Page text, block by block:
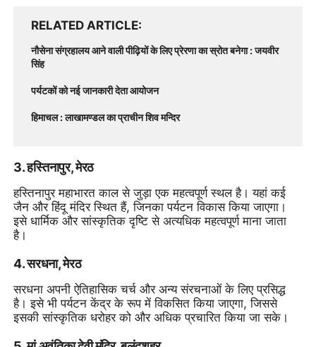
RELATED ARTICLE
नौसेना संग्रहालय आने वाली पीढ़ियों के लिए प्रेरणा का स्रोत बनेगा : जयवीर
सिंह
पर्यटकों को नई जानकारी देता आयोजन
हिमाचल : लाखामण्डल का प्राचीन शिव मन्दिर
3. हस्तिनापुर, मेरठ
हस्तिनापुर महाभारत काल से जुड़ा एक महत्वपूर्ण स्थल है। यहां कई
जैन और हिंदू मंदिर स्थित हैं, जिनका पर्यटन विकास किया जाएगा।
इसे धार्मिक और सांस्कृतिक दृष्टि से अत्यधिक महत्वपूर्ण माना जाता
है।
4. सरधना, मेरठ
सरधना अपनी ऐतिहासिक चर्च और अन्य संरचनाओं के लिए प्रसिद्ध
है। इसे भी पर्यटन केंद्र के रूप में विकसित किया जाएगा, जिससे
इसकी सांस्कृतिक धरोहर को और अधिक प्रचारित किया जा सके।